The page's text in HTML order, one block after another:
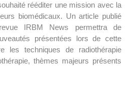
rééditer une mission avec la
biomédicaux. Un article publié
IRBM News permettra de
présentées lors de cette
les techniques de radiothérapie
thèmes majeurs présents